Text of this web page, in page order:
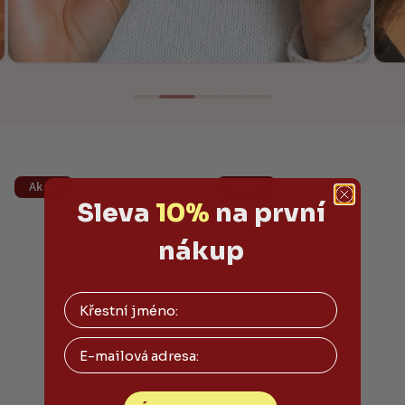
Akce
Sleva 10% na první
nákup
Email